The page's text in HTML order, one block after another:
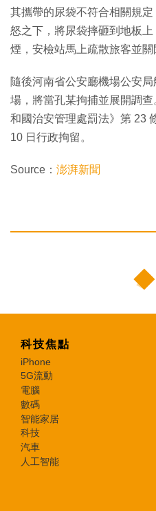
其攜帶的尿袋不符合相關規
怒之下，將尿袋摔砸到地板
煙，安檢站馬上疏散旅客並關
隨後河南省公安廳機場公安
場，將當孔某拘捕並展開調
和國治安管理處罰法》第 23
10 日行政拘留。
Source： 澎湃新聞
科技焦點
iPhone
5G流動
電腦
數碼
智能家居
科技
汽車
人工智能